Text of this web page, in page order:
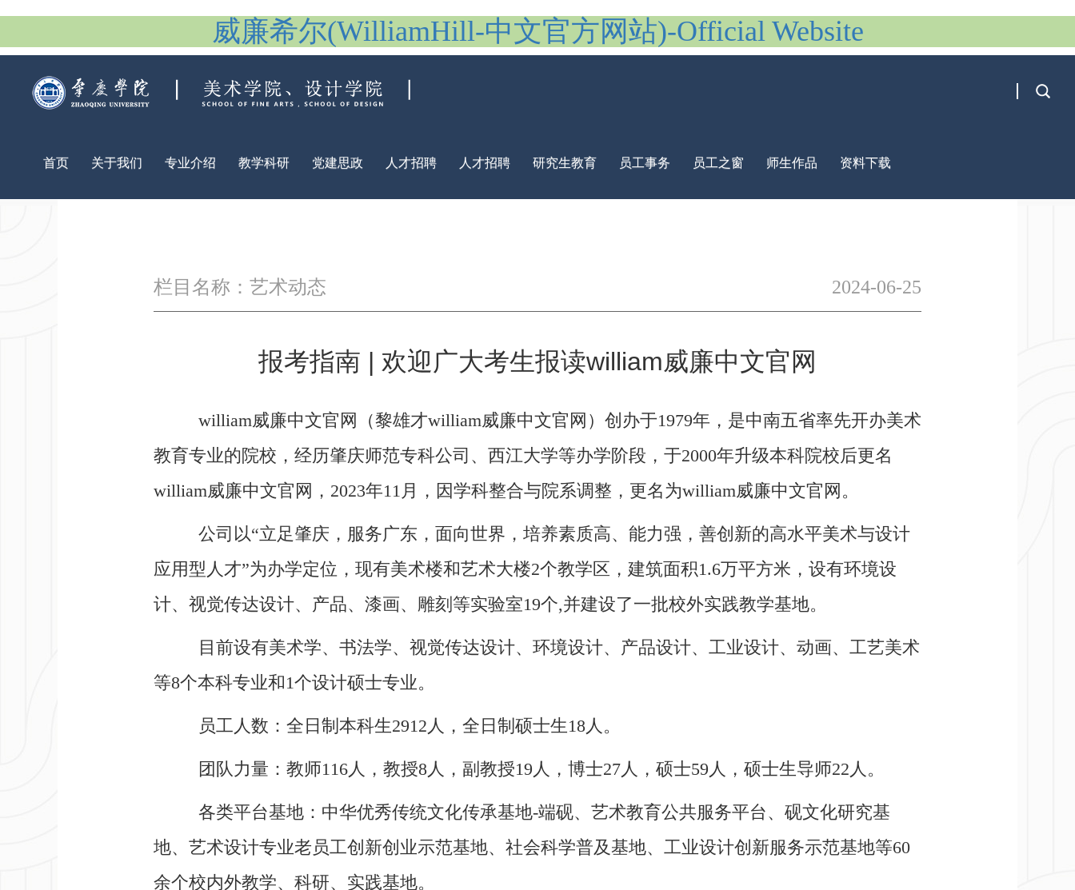
威廉希尔(WilliamHill-中文官方网站)-Official Website
首页 关于我们 专业介绍 教学科研 党建思政 人才招聘 人才招聘 研究生教育 员工事务 员工之窗 师生作品 资料下载
栏目名称：艺术动态 2024-06-25
报考指南 | 欢迎广大考生报读william威廉中文官网
william威廉中文官网（黎雄才william威廉中文官网）创办于1979年，是中南五省率先开办美术
教育专业的院校，经历肇庆师范专科公司、西江大学等办学阶段，于2000年升级本科院校后更名
william威廉中文官网，2023年11月，因学科整合与院系调整，更名为william威廉中文官网。
公司以“立足肇庆，服务广东，面向世界，培养素质高、能力强，善创新的高水平美术与设计
应用型人才”为办学定位，现有美术楼和艺术大楼2个教学区，建筑面积1.6万平方米，设有环境设
计、视觉传达设计、产品、漆画、雕刻等实验室19个,并建设了一批校外实践教学基地。
目前设有美术学、书法学、视觉传达设计、环境设计、产品设计、工业设计、动画、工艺美术
等8个本科专业和1个设计硕士专业。
员工人数：全日制本科生2912人，全日制硕士生18人。
团队力量：教师116人，教授8人，副教授19人，博士27人，硕士59人，硕士生导师22人。
各类平台基地：中华优秀传统文化传承基地-端砚、艺术教育公共服务平台、砚文化研究基
地、艺术设计专业老员工创新创业示范基地、社会科学普及基地、工业设计创新服务示范基地等60
余个校内外教学、科研、实践基地。